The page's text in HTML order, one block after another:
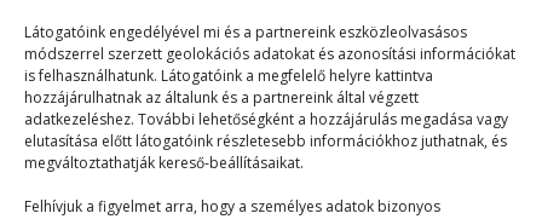
Látogatóink engedélyével mi és a partnereink eszközleolvasásos
módszerrel szerzett geolokációs adatokat és azonosítási információkat
is felhasználhatunk. Látogatóink a megfelelő helyre kattintva
hozzájárulhatnak az általunk és a partnereink által végzett
adatkezeléshez. További lehetőségként a hozzájárulás megadása vagy
elutasítása előtt látogatóink részletesebb információkhoz juthatnak, és
megváltoztathatják kereső-beállításaikat.
Felhívjuk a figyelmet arra, hogy a személyes adatok bizonyos
© 2023–2026